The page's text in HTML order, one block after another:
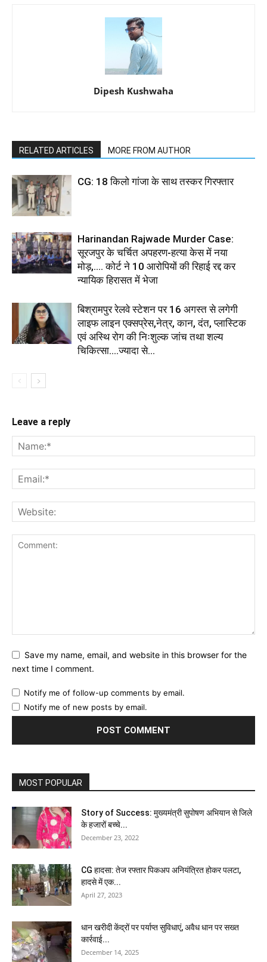
Dipesh Kushwaha
RELATED ARTICLES MORE FROM AUTHOR
CG: 18 किलो गांजा के साथ तस्कर गिरफ्तार
Harinandan Rajwade Murder Case:
सूरजपुर के चर्चित अपहरण-हत्या केस में नया
मोड़,.... कोर्ट ने 10 आरोपियों की रिहाई रद्द कर
न्यायिक हिरासत में भेजा
बिश्रामपुर रेलवे स्टेशन पर 16 अगस्त से लगेगी
लाइफ लाइन एक्सप्रेस,नेत्र, कान, दंत, प्लास्टिक
एवं अस्थि रोग की निःशुल्क जांच तथा शल्य
चिकित्सा....ज्यादा से...
Leave a reply
Save my name, email, and website in this browser for the
next time I comment.
Notify me of follow-up comments by email.
Notify me of new posts by email.
MOST POPULAR
Story of Success: मुख्यमंत्री सुपोषण अभियान से जिले
के हजारों बच्चे...
December 23, 2022
CG हादसा: तेज रफ्तार पिकअप अनियंत्रित होकर पलटा,
हादसे में एक...
April 27, 2023
धान खरीदी केंद्रों पर पर्याप्त सुविधाएं, अवैध धान पर सख्त
कार्रवाई...
December 14, 2025